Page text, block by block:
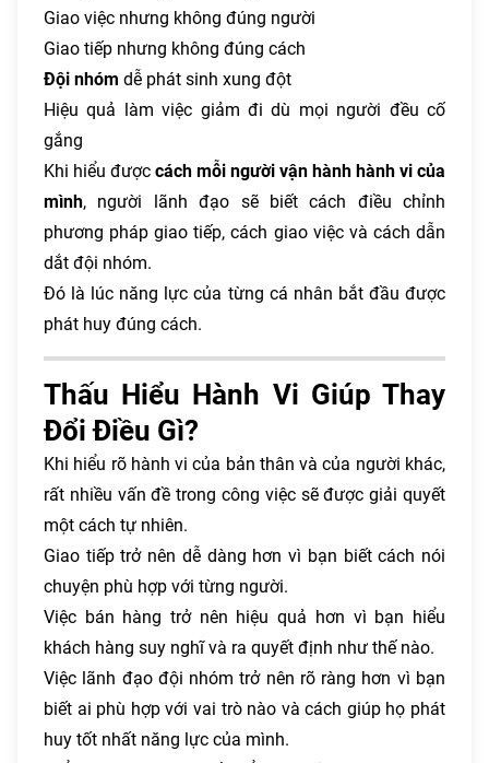
Giao việc nhưng không đúng người
Giao tiếp nhưng không đúng cách
Đội nhóm dễ phát sinh xung đột
Hiệu quả làm việc giảm đi dù mọi người đều cố
gắng
Khi hiểu được cách mỗi người vận hành hành vi của
mình, người lãnh đạo sẽ biết cách điều chỉnh
phương pháp giao tiếp, cách giao việc và cách dẫn
dắt đội nhóm.
Đó là lúc năng lực của từng cá nhân bắt đầu được
phát huy đúng cách.
Thấu Hiểu Hành Vi Giúp Thay
Đổi Điều Gì?
Khi hiểu rõ hành vi của bản thân và của người khác,
rất nhiều vấn đề trong công việc sẽ được giải quyết
một cách tự nhiên.
Giao tiếp trở nên dễ dàng hơn vì bạn biết cách nói
chuyện phù hợp với từng người.
Việc bán hàng trở nên hiệu quả hơn vì bạn hiểu
khách hàng suy nghĩ và ra quyết định như thế nào.
Việc lãnh đạo đội nhóm trở nên rõ ràng hơn vì bạn
biết ai phù hợp với vai trò nào và cách giúp họ phát
huy tốt nhất năng lực của mình.